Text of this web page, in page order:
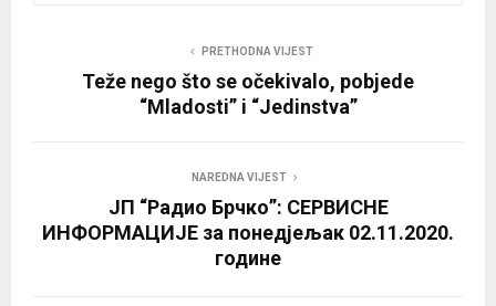
PRETHODNA VIJEST
Teže nego što se očekivalo, pobjede
“Mladosti” i “Jedinstva”
NAREDNA VIJEST
ЈП “Радио Брчко”: СЕРВИСНЕ
ИНФОРМАЦИЈЕ за понедјељак 02.11.2020.
године